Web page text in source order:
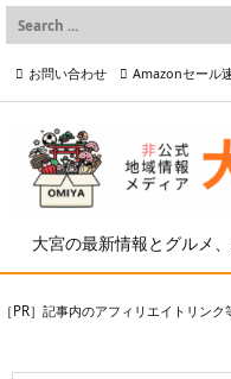
大宮の最新情報とグルメ
お問い合わせ Amazonセール
プライバシーポリシー等
［PR］記事内のアフィリエイトリン